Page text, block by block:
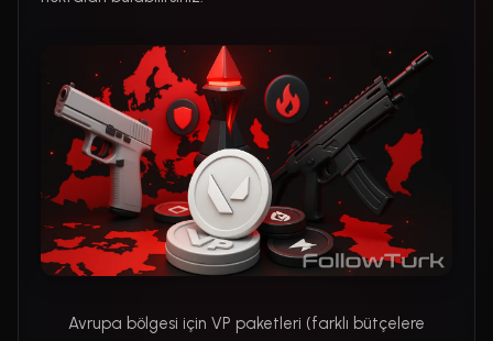
Avrupa bölgesi için VP paketleri (farklı bütçelere